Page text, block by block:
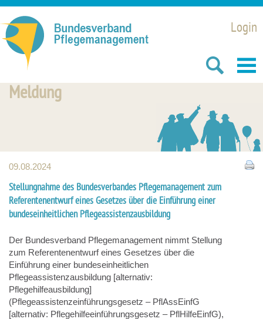
Login
Meldung
09.08.2024
Stellungnahme des Bundesverbandes Pflegemanagement zum
Referentenentwurf eines Gesetzes über die Einführung einer
bundeseinheitlichen Pflegeassistenzausbildung
Der Bundesverband Pflegemanagement nimmt Stellung
zum Referentenentwurf eines Gesetzes über die
Einführung einer bundeseinheitlichen
Pflegeassistenzausbildung [alternativ:
Pflegehilfeausbildung]
(Pflegeassistenzeinführungsgesetz – PflAssEinfG
[alternativ: Pflegehilfeeinführungsgesetz – PflHilfeEinfG),